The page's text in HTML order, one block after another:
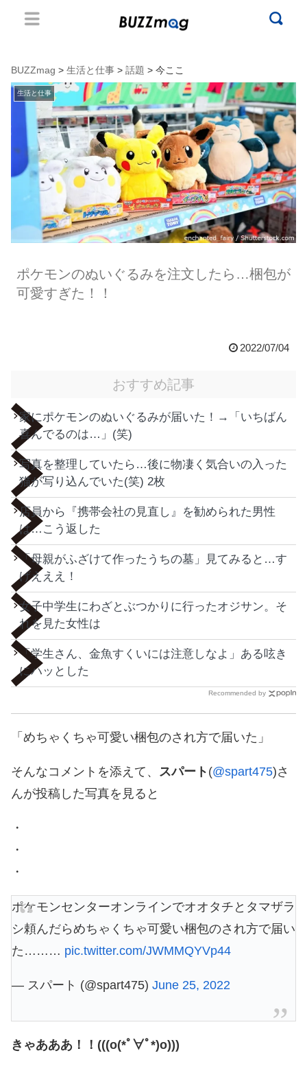
BUZZmag > 生活と仕事 > 話題 > 今ここ
生活と仕事
ポケモンのぬいぐるみを注文したら…梱包が
可愛すぎた！！
2022/07/04
おすすめ記事
家にポケモンのぬいぐるみが届いた！→「いちばん
喜んでるのは…」(笑)
写真を整理していたら…後に物凄く気合いの入った
猫が写り込んでいた(笑) 2枚
店員から『携帯会社の見直し』を勧められた男性
は…こう返した
「母親がふざけて作ったうちの墓」見てみると…す
げえええ！
女子中学生にわざとぶつかりに行ったオジサン。そ
れを見た女性は
「学生さん、金魚すくいには注意しなよ」ある呟き
にハッとした
Recommended by
「めちゃくちゃ可愛い梱包のされ方で届いた」
そんなコメントを添えて、 スパート (@spart475)さ
んが投稿した写真を見ると
・
・
・
ポケモンセンターオンラインでオオタチとタマザラ
シ頼んだらめちゃくちゃ可愛い梱包のされ方で届い
た……… pic.twitter.com/JWMMQYVp44
— スパート (@spart475) June 25, 2022
きゃあああ！！(((o(*ﾟ∀ﾟ*)o)))